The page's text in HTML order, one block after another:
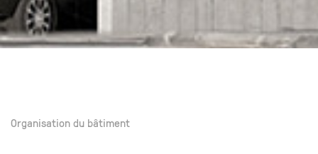
Organisation du bâtiment